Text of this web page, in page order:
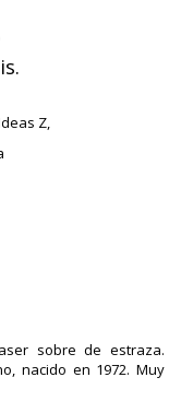
Z,
sobre de estraza.
nacido en 1972. Muy